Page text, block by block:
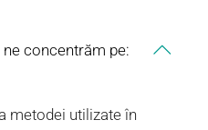
concentrăm pe:
metodei utilizate în